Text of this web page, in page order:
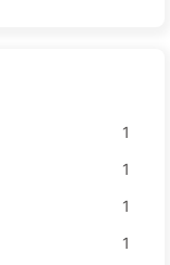
1
1
1
1